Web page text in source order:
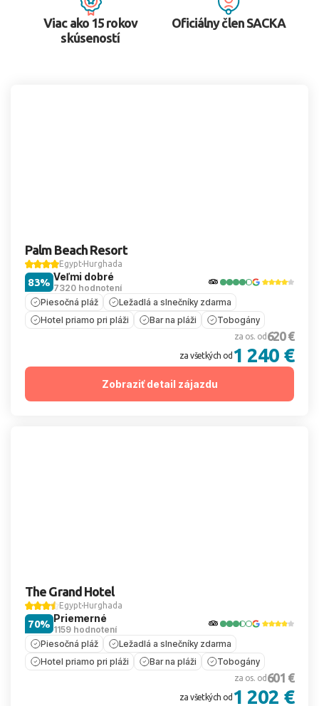
Viac ako 15 rokov
skúseností
Oficiálny člen SACKA
Palm Beach Resort
Egypt Hurghada
Veľmi dobré
7320 hodnotení
83%
Piesočná pláž
Ležadlá a slnečníky zdarma
Hotel priamo pri pláži
Bar na pláži Tobogány
za os. od 620 €
za všetkých od 1 240 €
Zobraziť detail zájazdu
The Grand Hotel
Egypt Hurghada
Priemerné
1159 hodnotení
70%
Piesočná pláž
Ležadlá a slnečníky zdarma
Hotel priamo pri pláži
Bar na pláži Tobogány
za os. od 601 €
za všetkých od 1 202 €